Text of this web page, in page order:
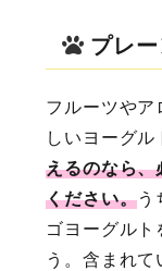
プレ
フルーツやア
しいヨーグ
えるのなら、
ください。う
ゴヨーグルト
う。含まれ